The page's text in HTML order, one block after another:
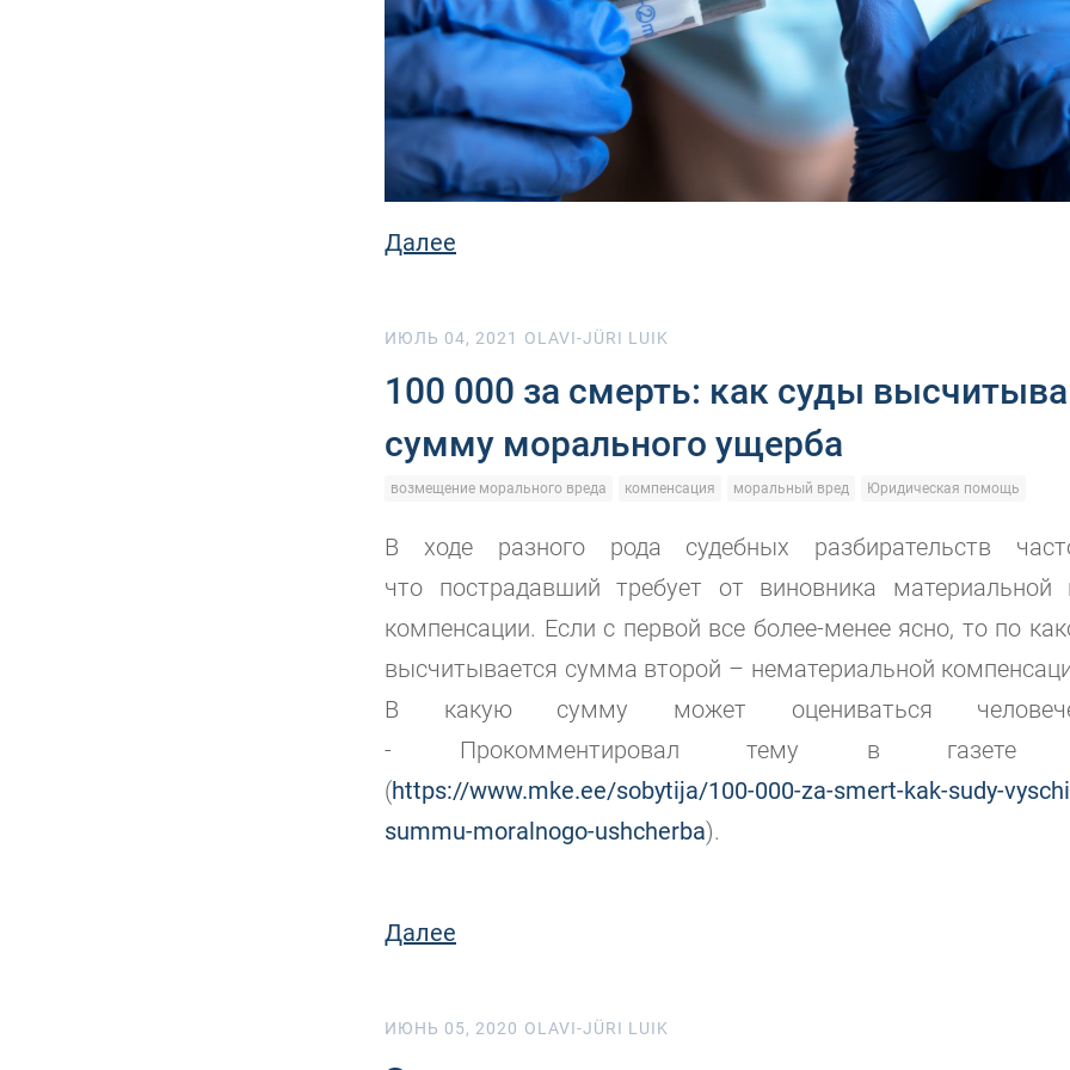
Далее
ИЮЛЬ 04, 2021 OLAVI-JÜRI LUIK
100 000 за смерть: как суды
сумму морального ущерба
возмещение морального вреда компенсация моральный вред Юридическая помощь
В ходе разного рода судебных разбирательств
что пострадавший требует от виновника
компенсации. Если с первой все более-менее ясно, то по
высчитывается сумма второй – нематериальной
В какую сумму может оцениваться
- Прокомментировал тему в
(https://www.mke.ee/sobytija/100-000-za-smert-kak-sudy-
summu-moralnogo-ushcherba).
Далее
ИЮНЬ 05, 2020 OLAVI-JÜRI LUIK